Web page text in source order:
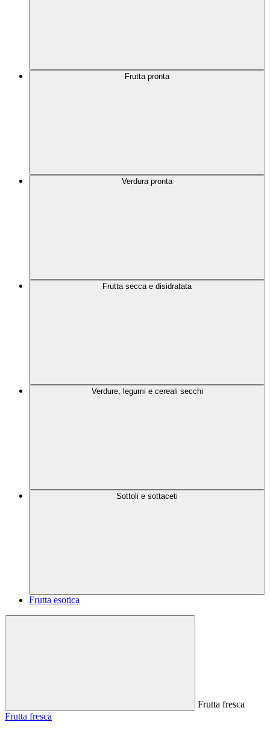
Frutta pronta
Verdura pronta
Frutta secca e disidratata
Verdure, legumi e cereali secchi
Sottoli e sottaceti
Frutta esotica
Frutta fresca
Frutta fresca